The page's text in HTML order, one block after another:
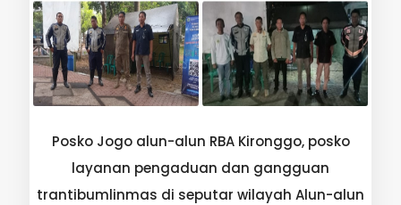
Posko Jogo alun-alun RBA Kironggo, posko
layanan pengaduan dan gangguan
trantibumlinmas di seputar wilayah Alun-alun